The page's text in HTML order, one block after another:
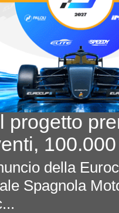
progetto
della
Spagnola